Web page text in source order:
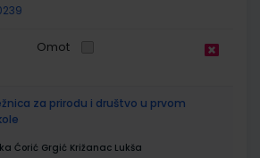
Omot
za prirodu i društvo u prvom
Ćorić Grgić Križanac Lukša